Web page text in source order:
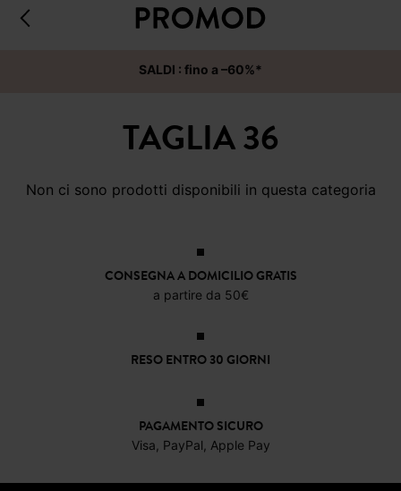
SALDI : fino a –60%*
TAGLIA 36
Non ci sono prodotti disponibili in questa categoria
CONSEGNA A DOMICILIO GRATIS
a partire da 50€
RESO ENTRO 30 GIORNI
PAGAMENTO SICURO
Visa, PayPal, Apple Pay